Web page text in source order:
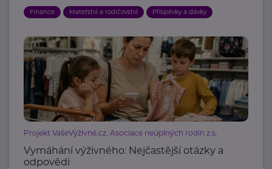
Finance Mateřství a rodičovství Příspěvky a dávky
Projekt VašeVýživné.cz, Asociace neúplných rodin z.s.
Vymáhání výživného: Nejčastější otázky a
odpovědi